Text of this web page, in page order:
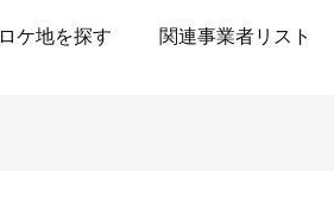
ロケ地を探す 関連事業者リスト